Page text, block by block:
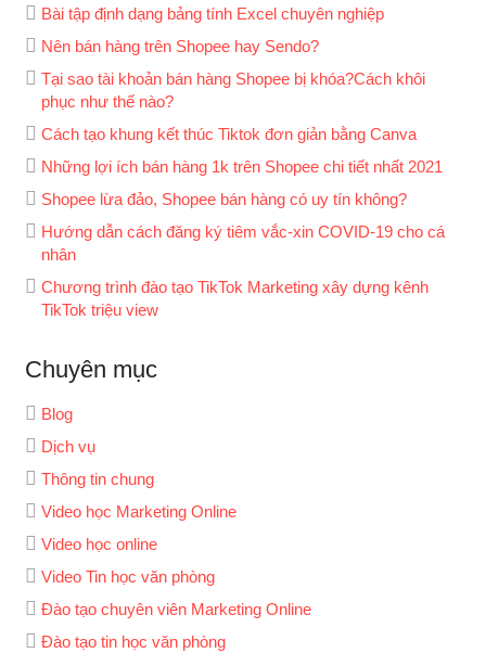
Bài tập định dạng bảng tính Excel chuyên nghiệp
Nên bán hàng trên Shopee hay Sendo?
Tại sao tài khoản bán hàng Shopee bị khóa?Cách khôi
phục như thế nào?
Cách tạo khung kết thúc Tiktok đơn giản bằng Canva
Những lợi ích bán hàng 1k trên Shopee chi tiết nhất 2021
Shopee lừa đảo, Shopee bán hàng có uy tín không?
Hướng dẫn cách đăng ký tiêm vắc-xin COVID-19 cho cá
nhân
Chương trình đào tạo TikTok Marketing xây dựng kênh
TikTok triệu view
Chuyên mục
Blog
Dịch vụ
Thông tin chung
Video học Marketing Online
Video học online
Video Tin học văn phòng
Đào tạo chuyên viên Marketing Online
Đào tạo tin học văn phòng